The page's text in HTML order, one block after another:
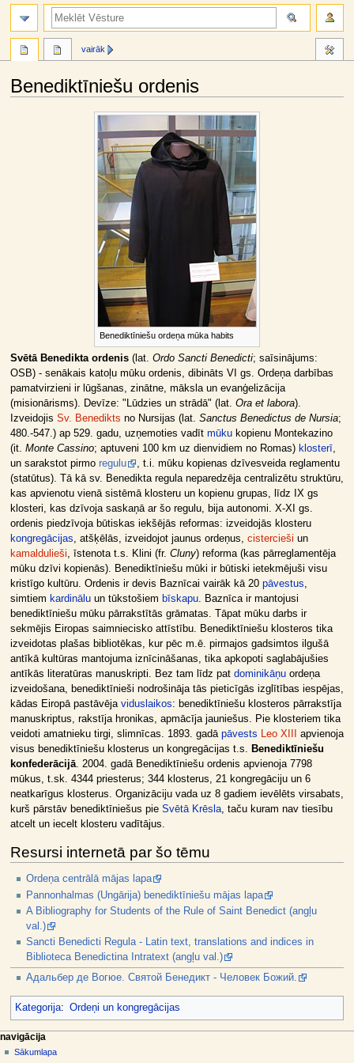
Benediktīniešu ordenis
Benediktīniešu ordeņa mūka habits
Svētā Benedikta ordenis(lat. Ordo Sancti Benedicti; saīsinājums:
OSB) - senākais katoļu mūku ordenis, dibināts VI gs. Ordeņa darbības
pamatvirzieni ir lūgšanas, zinātne, māksla un evanģelizācija
(misionārisms). Devīze: "Lūdzies un strādā" (lat. Ora et labora).
Izveidojis Sv. Benedikts no Nursijas (lat. Sanctus Benedictus de Nursia;
480.-547.) ap 529. gadu, uzņemoties vadīt mūkukopienu Montekazino
(it. Monte Cassino; aptuveni 100 km uz dienvidiem no Romas) klosterī,
un sarakstot pirmo regulu
, t.i. mūku kopienas dzīvesveida reglamentu
(statūtus). Tā kā sv. Benedikta regula neparedzēja centralizētu struktūru,
kas apvienotu vienā sistēmā klosteru un kopienu grupas, līdz IX gs
klosteri, kas dzīvoja saskaņā ar šo regulu, bija autonomi. X-XI gs.
ordenis piedzīvoja būtiskas iekšējās reformas: izveidojās klosteru
kongregācijas, atšķēlās, izveidojot jaunus ordeņus, cistercieši un
kamaldulieši, īstenota t.s. Klini (fr. Cluny) reforma (kas pārreglamentēja
mūku dzīvi kopienās). Benediktīniešu mūki ir būtiski ietekmējuši visu
kristīgo kultūru. Ordenis ir devis Baznīcai vairāk kā 20 pāvestus,
simtiem kardināluun tūkstošiem bīskapu. Baznīca ir mantojusi
benediktīniešu mūku pārrakstītās grāmatas. Tāpat mūku darbs ir
sekmējis Eiropas saimniecisko attīstību. Benediktīniešu klosteros tika
izveidotas plašas bibliotēkas, kur pēc m.ē. pirmajos gadsimtos ilgušā
antīkā kultūras mantojuma iznīcināšanas, tika apkopoti saglabājušies
antīkās literatūras manuskripti. Bez tam līdz pat dominikāņuordeņa
izveidošana, benediktīnieši nodrošināja tās pieticīgās izglītības iespējas,
kādas Eiropā pastāvēja viduslaikos: benediktīniešu klosteros pārrakstīja
manuskriptus, rakstīja hronikas, apmācīja jauniešus. Pie klosteriem tika
veidoti amatnieku tirgi, slimnīcas. 1893. gadā pāvests Leo XIII
apvienoja
visus benediktīniešu klosterus un kongregācijas t.s. Benediktīniešu
konfederācijā. 2004. gadā Benediktīniešu ordenis apvienoja 7798
mūkus, t.sk. 4344 priesterus; 344 klosterus, 21 kongregāciju un 6
neatkarīgus klosterus. Organizāciju vada uz 8 gadiem ievēlēts virsabats,
kurš pārstāv benediktīniešus pie Svētā Krēsla, taču kuram nav tiesību
atcelt un iecelt klosteru vadītājus.
Resursi internetā par šo tēmu
Ordeņa centrālā mājas lapa
Pannonhalmas (Ungārija) benediktīniešu mājas lapa
A Bibliography for Students of the Rule of Saint Benedict (angļu
val.)
Sancti Benedicti Regula - Latin text, translations and indices in
Biblioteca Benedictina Intratext (angļu val.)
Адальбер де Вогюе. Святой Бенедикт - Человек Божий.
Kategorija: Ordeņi un kongregācijas
N
a
lapas darbības
raksts
vairāk
dalībnieka rīki
pieslēgties
navigācija
Sākumlapa
meklēt